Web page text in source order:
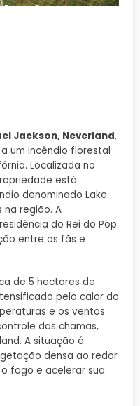
Jackson, Neverland,
um incêndio florestal
Localizada no
está
denominado Lake
na região. A
do Rei do Pop
entre os fãs e
de 5 hectares de
pelo calor do
e os ventos
das chamas,
A situação é
densa ao redor
fogo e acelerar sua